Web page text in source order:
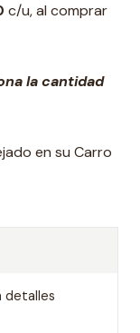
c/u, al comprar
la cantidad
en su Carro
detalles